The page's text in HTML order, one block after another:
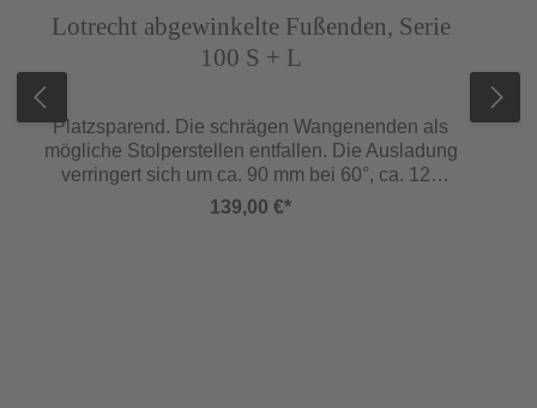
Aluminium-Profil mit Aluminiumguss-
Verbindungen Verschraubt an Treppe und
Podest Mit Winkel, inkl. Bohrung für ortsfeste
Podestlänge 1000 mm Podestgeländerhöhe
1100 mm Sonderausstattungen (siehe ab Seite
149): Podestvergrößerung/-verkleinerung
Lotrecht abgewinkelte Fußenden anstelle
Lotrecht abgewinkelte Fußenden, Serie
100 S + L
Platzsparend. Die schrägen Wangenenden als
mögliche Stolperstellen entfallen. Die Ausladung
verringert sich um ca. 90 mm bei 60°, ca. 120
mm bei 45° Neigung. (Für 2 Stück Holme)
139,00 €*